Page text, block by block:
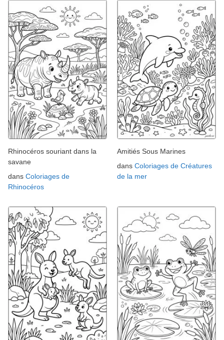
Rhinocéros souriant dans la
savane
dans Coloriages de
Rhinocéros
Amitiés Sous Marines
dans Coloriages de Créatures
de la mer